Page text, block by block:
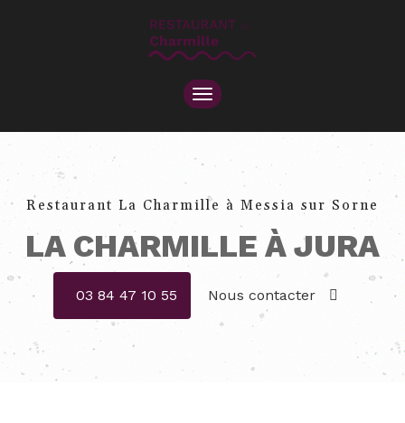
TOGGLE
NAVIGATION
Restaurant La Charmille à Messia sur Sorne
LA CHARMILLE À JURA
03 84 47 10 55 Nous contacter